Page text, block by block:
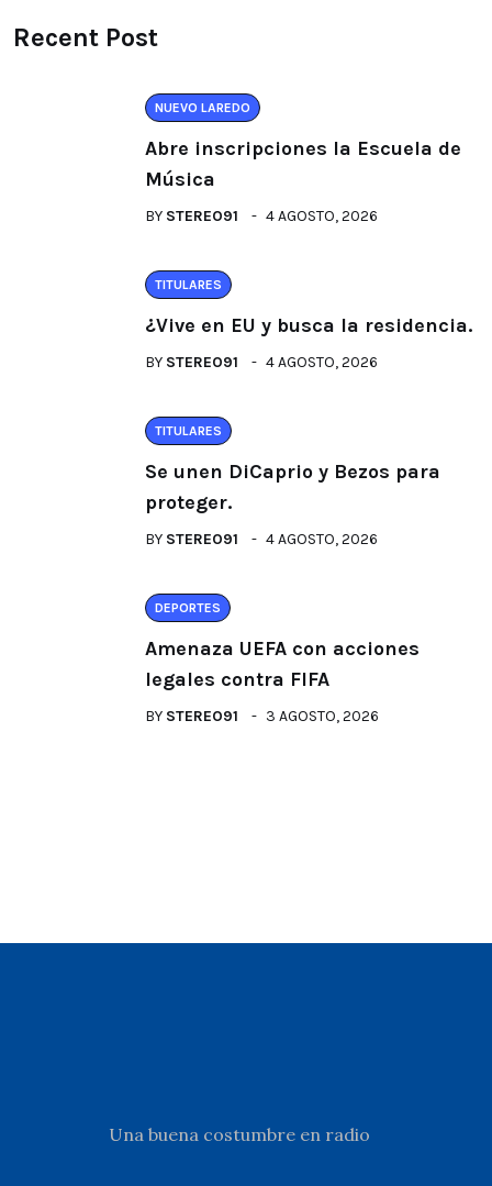
Recent Post
NUEVO LAREDO
Abre inscripciones la Escuela de
Música
BY STEREO91 4 AGOSTO, 2026
TITULARES
¿Vive en EU y busca la residencia.
BY STEREO91 4 AGOSTO, 2026
TITULARES
Se unen DiCaprio y Bezos para
proteger.
BY STEREO91 4 AGOSTO, 2026
DEPORTES
Amenaza UEFA con acciones
legales contra FIFA
BY STEREO91 3 AGOSTO, 2026
Una buena costumbre en radio